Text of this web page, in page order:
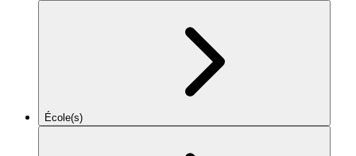
École(s)